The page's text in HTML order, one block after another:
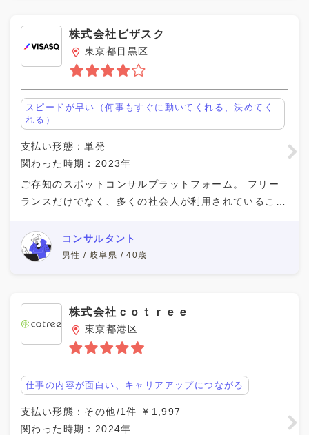
株式会社ビザスク
東京都目黒区
スピードが早い（何事もすぐに動いてくれる、決めてく
れる）
支払い形態：単発
関わった時期：2023年
ご存知のスポットコンサルプラットフォーム。 フリー
ランスだけでなく、多くの社会人が利用されていること
内容（案件）が登録されていて、専門家がその案件を検
コンサルタント
男性 / 岐阜県 / 40歳
株式会社ｃｏｔｒｅｅ
東京都港区
仕事の内容が面白い、キャリアアップにつながる
支払い形態：その他/1件 ￥1,997
関わった時期：2024年